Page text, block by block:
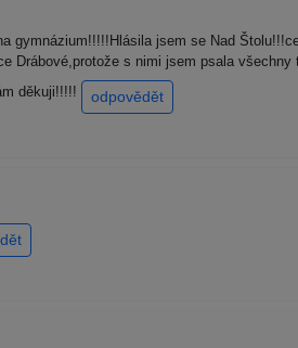
gymnázium!!!!!Hlásila jsem se Nad
Drábové,protože s nimi jsem psala
děkuji!!!!!
odpovědět